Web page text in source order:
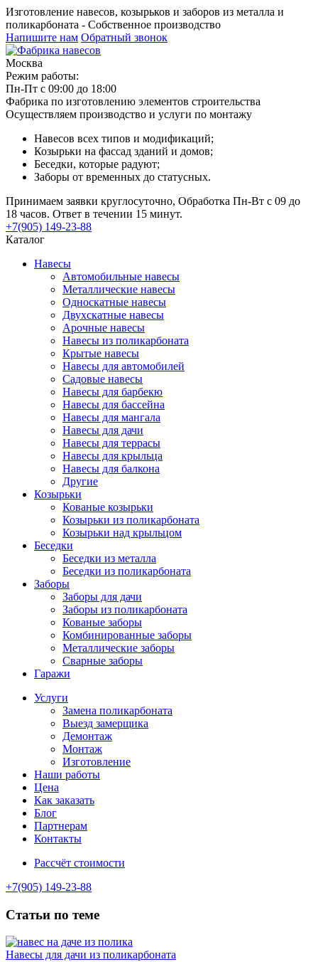
Изготовление навесов, козырьков и заборов из металла и
поликарбоната - Собственное производство
Напишите нам Обратный звонок
Москва
Режим работы:
Пн-Пт с 09:00 до 18:00
Фабрика по изготовлению элементов строительства
Осуществляем производство и услуги по монтажу
Навесов всех типов и модификаций;
Козырьки на фассад зданий и домов;
Беседки, которые радуют;
Заборы от временных до статусных.
Принимаем заявки круглосуточно, Обработка Пн-Вт с 09 до
18 часов. Ответ в течении 15 минут.
+7(905) 149-23-88
Каталог
Навесы
Автомобильные навесы
Металлические навесы
Односкатные навесы
Двухскатные навесы
Арочные навесы
Навесы из поликарбоната
Крытые навесы
Навесы для автомобилей
Садовые навесы
Навесы для барбекю
Навесы для бассейна
Навесы для мангала
Навесы для дачи
Навесы для террасы
Навесы для крыльца
Навесы для балкона
Другие
Козырьки
Кованые козырьки
Козырьки из поликарбоната
Козырьки над крыльцом
Беседки
Беседки из металла
Беседки из поликарбоната
Заборы
Заборы для дачи
Заборы из поликарбоната
Кованые заборы
Комбинированные заборы
Металлические заборы
Сварные заборы
Гаражи
Услуги
Замена поликарбоната
Выезд замерщика
Демонтаж
Монтаж
Изготовление
Наши работы
Цена
Как заказать
Блог
Партнерам
Контакты
Рассчёт стоимости
+7(905) 149-23-88
Статьи по теме
Навесы для дачи из поликарбоната